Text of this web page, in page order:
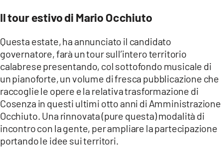
Il tour estivo di Mario Occhiuto
Questa estate, ha annunciato il candidato
governatore, farà un tour sull’intero territorio
calabrese presentando, col sottofondo musicale di
un pianoforte, un volume di fresca pubblicazione che
raccoglie le opere e la relativa trasformazione di
Cosenza in questi ultimi otto anni di Amministrazione
Occhiuto. Una rinnovata (pure questa) modalità di
incontro con la gente, per ampliare la partecipazione
portando le idee sui territori.